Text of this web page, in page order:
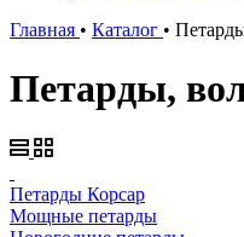
Главная • Каталог •
Петарды,
Петарды Корсар
Мощные петарды